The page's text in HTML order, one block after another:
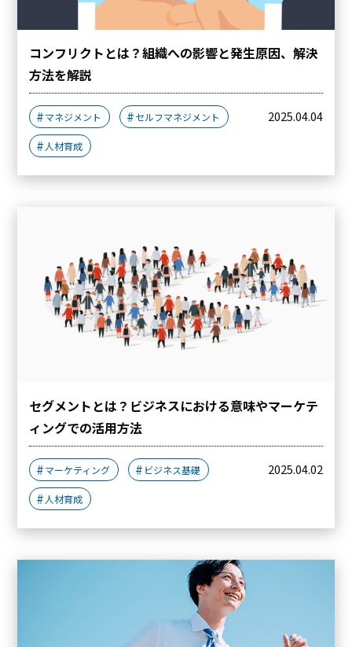
コンフリクトとは？組織への影響と発生原因、解決
方法を解説
マネジメント セルフマネジメント
人材育成
2025.04.04
セグメントとは？ビジネスにおける意味やマーケテ
ィングでの活用方法
マーケティング ビジネス基礎
人材育成
2025.04.02